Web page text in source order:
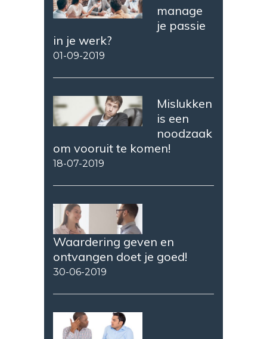
manage
je passie
in je werk?
01-09-2019
Mislukken
is een
noodzaak
om vooruit te komen!
18-07-2019
Waardering geven en
ontvangen doet je goed!
30-06-2019